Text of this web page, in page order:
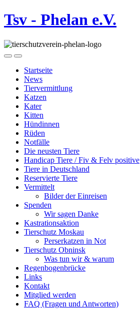
Tsv - Phelan e.V.
Startseite
News
Tiervermittlung
Katzen
Kater
Kitten
Hündinnen
Rüden
Notfälle
Die neusten Tiere
Handicap Tiere / Fiv & Felv positive
Tiere in Deutschland
Reservierte Tiere
Vermittelt
Bilder der Einreisen
Spenden
Wir sagen Danke
Kastrationsaktion
Tierschutz Moskau
Perserkatzen in Not
Tierschutz Obninsk
Was tun wir & warum
Regenbogenbrücke
Links
Kontakt
Mitglied werden
FAQ (Fragen und Antworten)